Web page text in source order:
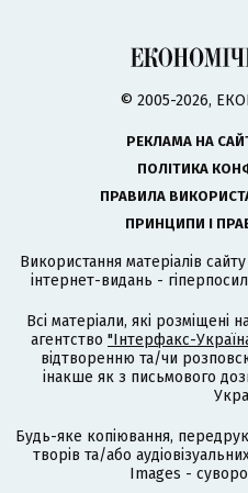
© 2005-2026,
РЕКЛАМА НА
ПОЛІТИКА
ПРАВИЛА
ПРИНЦИПИ І
Використання матеріалів
інтернет-видань -
Всі матеріали, які розміщені
агентство "Інтерфакс-
відтворенню та/чи
інакше як з письмового
Будь-яке копіювання,
творів та/або
Images -